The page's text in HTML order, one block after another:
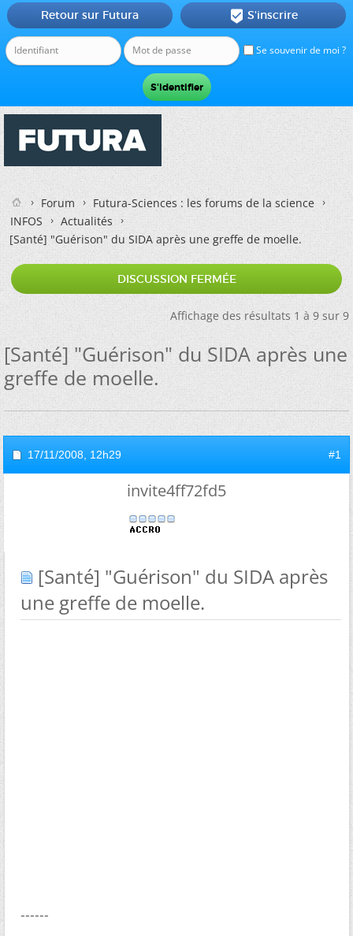
Se souvenir de moi ?
Retour sur Futura  S'inscrire
Forum
Futura-Sciences : les forums de la science
INFOS
Actualités
[Santé] "Guérison" du SIDA après une greffe de moelle.
DISCUSSION FERMÉE
Affichage des résultats 1 à 9 sur 9
[Santé] "Guérison" du SIDA après une
greffe de moelle.
17/11/2008, 12h29 #1
invite4ff72fd5
[Santé] "Guérison" du SIDA après
une greffe de moelle.
------